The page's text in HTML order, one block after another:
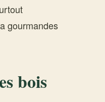
gourmandes
bois